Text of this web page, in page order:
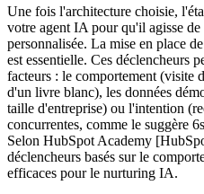
Une fois l'architecture choisie,
votre agent IA pour qu'il agisse
personnalisée. La mise en place de
est essentielle. Ces déclencheurs
facteurs : le comportement (visite
d'un livre blanc), les données
taille d'entreprise) ou l'intention
concurrentes, comme le suggère
Selon HubSpot Academy
déclencheurs basés sur le
efficaces pour le nurturing IA.